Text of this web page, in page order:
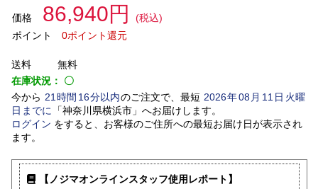
価格 86,940円
(税込)
ポイント
0ポイント還元
送料
無料
在庫状況： 〇
今から 21 時間 16分以内のご注文で、最短 2026年08 月 11 日火曜
日 までに 「神奈川県横浜市」 へお届けします。
ログイン をすると、お客様のご住所への最短お届け日が表示され
ます。
【ノジマオンラインスタッフ使用レポート】